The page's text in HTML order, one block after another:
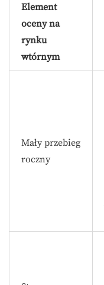
Element
oceny na
rynku
wtórnym
Mały przebieg
roczny